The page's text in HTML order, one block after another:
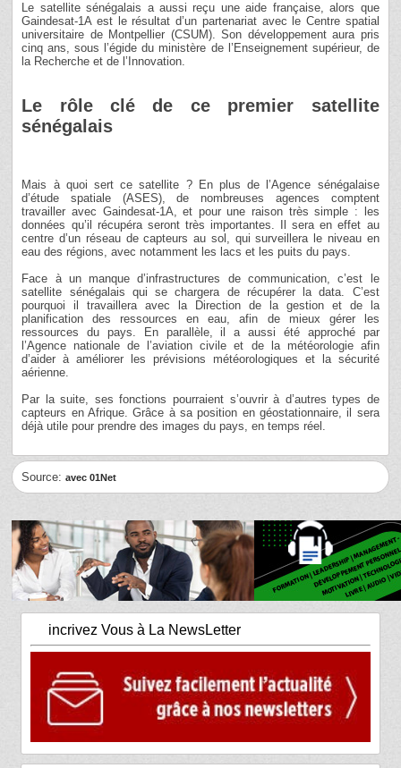
Le satellite sénégalais a aussi reçu une aide française, alors que
Gaindesat-1A est le résultat d’un partenariat avec le Centre spatial
universitaire de Montpellier (CSUM). Son développement aura pris
cinq ans, sous l’égide du ministère de l’Enseignement supérieur, de
la Recherche et de l’Innovation.
Le rôle clé de ce premier satellite
sénégalais
Mais à quoi sert ce satellite ? En plus de l’Agence sénégalaise
d’étude spatiale (ASES), de nombreuses agences comptent
travailler avec Gaindesat-1A, et pour une raison très simple : les
données qu’il récupéra seront très importantes. Il sera en effet au
centre d’un réseau de capteurs au sol, qui surveillera le niveau en
eau des régions, avec notamment les lacs et les puits du pays.
Face à un manque d’infrastructures de communication, c’est le
satellite sénégalais qui se chargera de récupérer la data. C’est
pourquoi il travaillera avec la Direction de la gestion et de la
planification des ressources en eau, afin de mieux gérer les
ressources du pays. En parallèle, il a aussi été approché par
l’Agence nationale de l’aviation civile et de la météorologie afin
d’aider à améliorer les prévisions météorologiques et la sécurité
aérienne.
Par la suite, ses fonctions pourraient s’ouvrir à d’autres types de
capteurs en Afrique. Grâce à sa position en géostationnaire, il sera
déjà utile pour prendre des images du pays, en temps réel.
Source:avec 01Net
incrivez Vous à La NewsLetter